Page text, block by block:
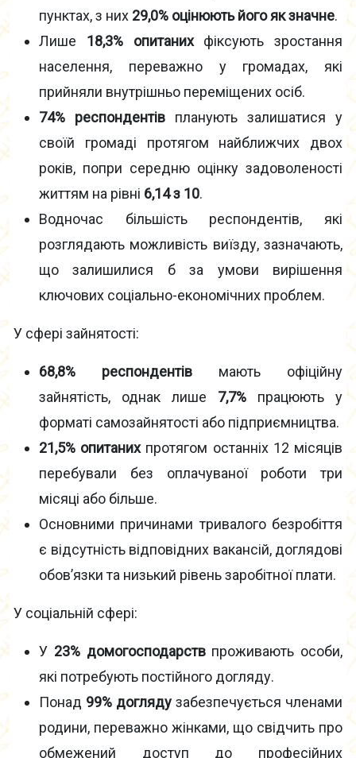
пунктах, з них 29,0% оцінюють його як значне.
Лише 18,3% опитанихфіксують зростання
населення, переважно у громадах, які
прийняли внутрішньо переміщених осіб.
74% респондентів планують залишатися у
своїй громаді протягом найближчих двох
років, попри середню оцінку задоволеності
життям на рівні 6,14 з 10.
Водночас більшість респондентів, які
розглядають можливість виїзду, зазначають,
що залишилися б за умови вирішення
ключових соціально-економічних проблем.
У сфері зайнятості:
68,8% респондентів мають офіційну
зайнятість, однак лише 7,7% працюють у
форматі самозайнятості або підприємництва.
21,5% опитанихпротягом останніх 12 місяців
перебували без оплачуваної роботи три
місяці або більше.
Основними причинами тривалого безробіття
є відсутність відповідних вакансій, доглядові
обов’язки та низький рівень заробітної плати.
У соціальній сфері:
У 23% домогосподарствпроживають особи,
які потребують постійного догляду.
Понад 99% догляду забезпечується членами
родини, переважно жінками, що свідчить про
обмежений доступ до професійних